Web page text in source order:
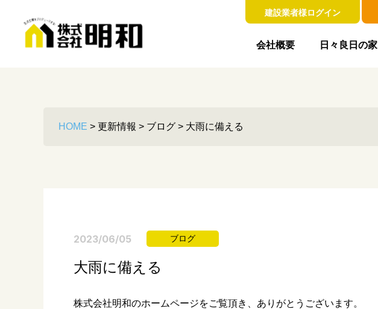
建設業者様ログイン
会社概要 日々良日の家
HOME > 更新情報 > ブログ > 大雨に備える
2023/06/05 ブログ
大雨に備える
株式会社明和のホームページをご覧頂き、ありがとうございます。